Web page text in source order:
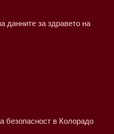
данните за здравето на
безопасност в Колорадо